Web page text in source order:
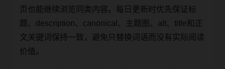
页也能继续浏览同类内容。每日更新时优先保证标
题、description、canonical、主题图、alt、title和正
文关键词保持一致，避免只替换词语而没有实际阅读
价值。